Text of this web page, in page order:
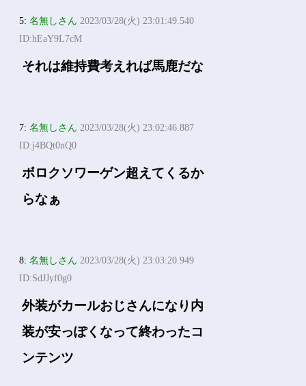
5:名無しさん 2023/03/28(火) 23:01:49.540
ID:hEaY9L7cM
それは維持費考えれば馬鹿だな
7:名無しさん 2023/03/28(火) 23:02:46.887
ID:j4BQt0nQ0
ボロクソワーゲン超えてくるか
らなぁ
8:名無しさん 2023/03/28(火) 23:03:20.949
ID:SdJJyf0g0
外装がカールおじさんになり内
装が安っぽくなって終わったコ
ンテンツ